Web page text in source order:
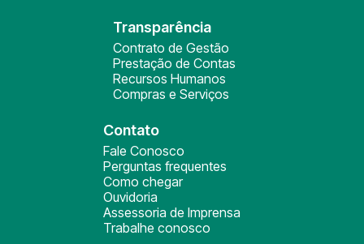
Transparência
Contrato de Gestão
Prestação de Contas
Recursos Humanos
Compras e Serviços
Contato
Fale Conosco
Perguntas frequentes
Como chegar
Ouvidoria
Assessoria de Imprensa
Trabalhe conosco